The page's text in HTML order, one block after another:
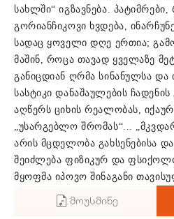
სახლში“ იგზავნება.
გორიანჩიკოვი ხვდება,
სადაც ყოველი დღე ერთია;
მაშინ, როცა თავად ყველაზე
განიცდიან ღრმა სინანულსა და
სასტიკი დანაშაულების
აღწერს ციხის რეალობას,
„უსარგებლო შრომას“...
არის მცდელობა გახსენებისა
შეიძლება ფიზიკურ და
მყოფმა იპოვო შინაგანი
მოუსმინე